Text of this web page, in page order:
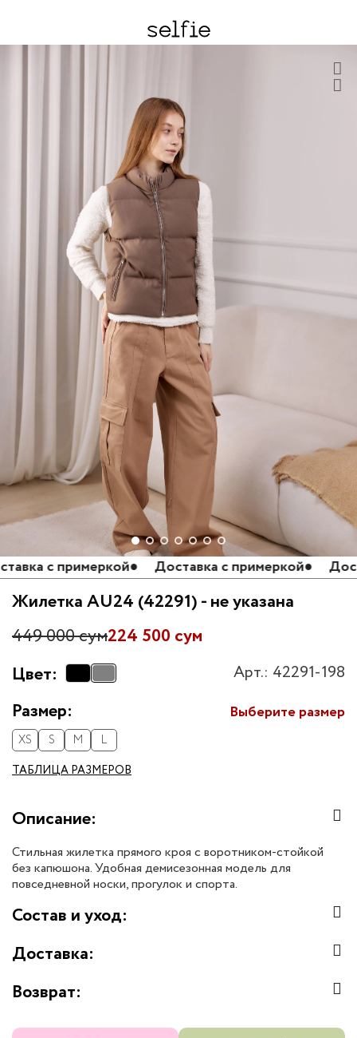
с примеркой● Доставка с примеркой●
Жилетка AU24 (42291) - не указана
224 500 сум
449 000 сум
Цвет:
Арт.: 42291-198
Размер:
XS S M
L
ТАБЛИЦА РАЗМЕРОВ
Выберите размер
Описание:
Стильная жилетка прямого кроя с воротником-стойкой
без капюшона. Удобная демисезонная модель для
повседневной носки, прогулок и спорта.
Состав и уход:
Доставка:
Возврат: